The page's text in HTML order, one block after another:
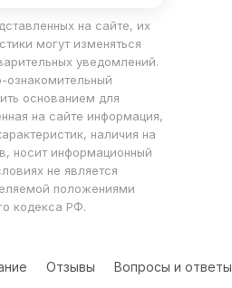
на сайте, их
могут изменяться
уведомлений.
ознакомительный
основанием для
на сайте информация,
наличия на
носит информационный
не является
положениями
кодекса РФ.
Отзывы Вопросы и ответы